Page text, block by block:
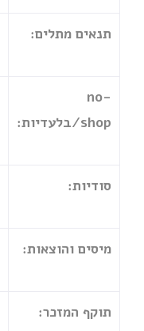
תנאים מתלים:
no-
shop/בלעדיות:
סודיות:
מיסים והוצאות:
תוקף המזכר: